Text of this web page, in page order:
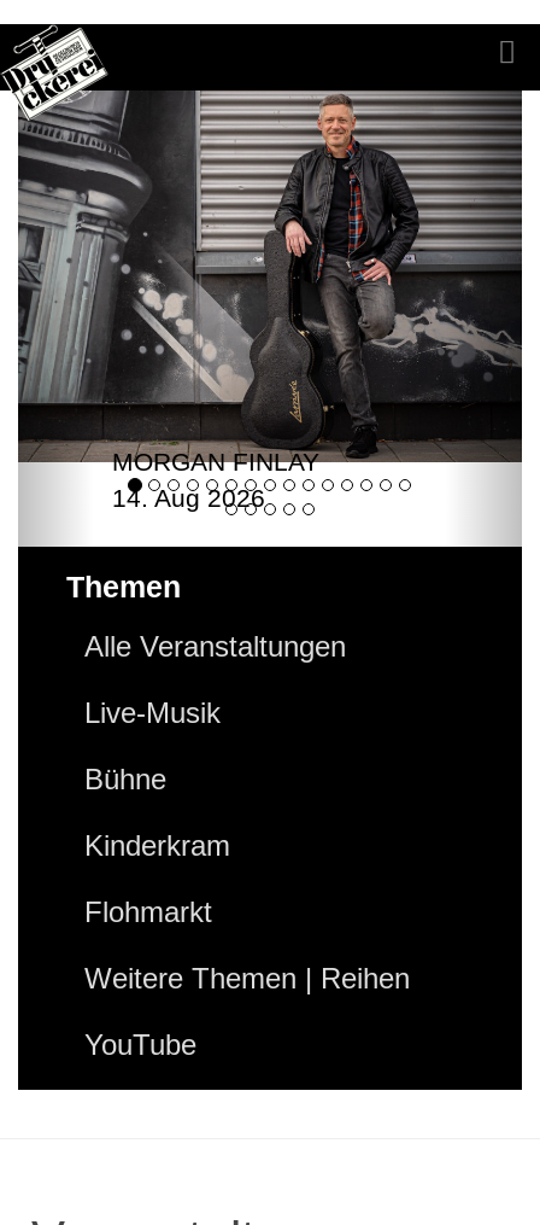
MORGAN FINLAY
14. Aug 2026
Themen
Alle Veranstaltungen
Live-Musik
Bühne
Kinderkram
Flohmarkt
Weitere Themen | Reihen
YouTube